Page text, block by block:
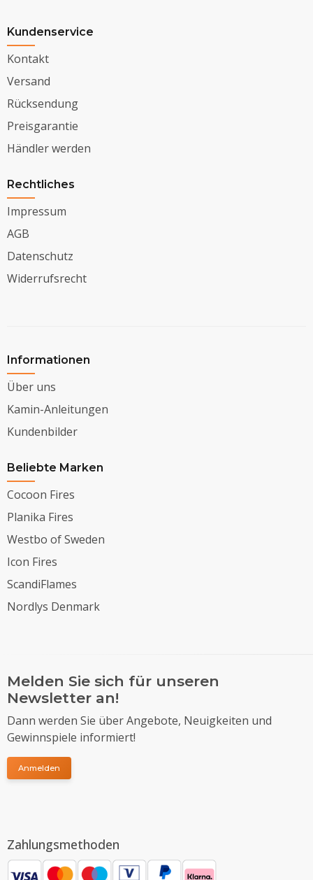
Kundenservice
Kontakt
Versand
Rücksendung
Preisgarantie
Händler werden
Rechtliches
Impressum
AGB
Datenschutz
Widerrufsrecht
Informationen
Über uns
Kamin-Anleitungen
Kundenbilder
Beliebte Marken
Cocoon Fires
Planika Fires
Westbo of Sweden
Icon Fires
ScandiFlames
Nordlys Denmark
Melden Sie sich für unseren
Newsletter an!
Dann werden Sie über Angebote, Neuigkeiten und
Gewinnspiele informiert!
Anmelden
Zahlungsmethoden